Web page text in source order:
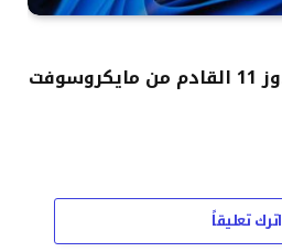
يستهدف تحديث ويندوز 11 القادم من مايكروسوفت
اترك تعليقاً